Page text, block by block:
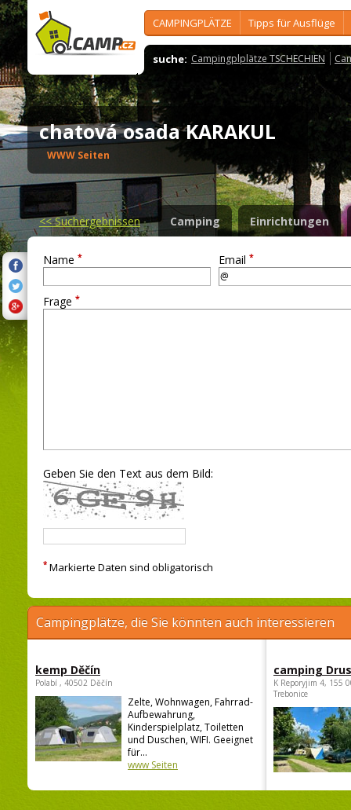
CAMPINGPLÄTZE Tipps für Ausflüge
suche: Campingplplätze TSCHECHIEN
chatová osada KARAKUL
WWW Seiten
<<Suchergebnissen Camping Einrichtungen
Name * Email *
Frage *
Geben Sie den Text aus dem Bild:
* Markierte Daten sind obligatorisch
Campingplätze, die Sie könnten auch interessieren
kemp Děčín
Polabí , 40502 Děčín
Zelte, Wohnwagen, Fahrrad-
Aufbewahrung,
Kinderspielplatz, Toiletten
und Duschen, WIFI. Geeignet
für...
www Seiten
camping
K Reporyjim 4, 155
Trebonice